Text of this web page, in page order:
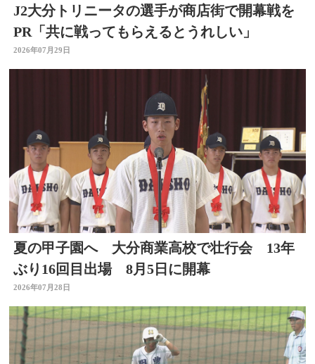
J2大分トリニータの選手が商店街で開幕戦を
PR「共に戦ってもらえるとうれしい」
2026年07月29日
夏の甲子園へ 大分商業高校で壮行会 13年
ぶり16回目出場 8月5日に開幕
2026年07月28日